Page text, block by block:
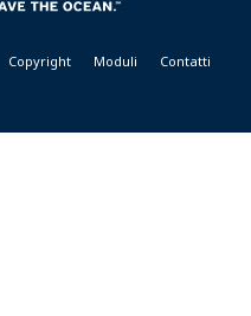
Copyright Moduli Contatti